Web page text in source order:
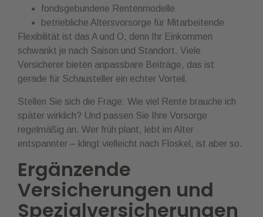
fondsgebundene Rentenmodelle
betriebliche Altersvorsorge für Mitarbeitende
Flexibilität ist das A und O, denn Ihr Einkommen
schwankt je nach Saison und Standort. Viele
Versicherer bieten anpassbare Beiträge, das ist
gerade für Schausteller ein echter Vorteil.
Stellen Sie sich die Frage: Wie viel Rente brauche ich
später wirklich? Und passen Sie Ihre Vorsorge
regelmäßig an. Wer früh plant, lebt im Alter
entspannter – klingt vielleicht nach Floskel, ist aber so.
Ergänzende
Versicherungen und
Spezialversicherungen